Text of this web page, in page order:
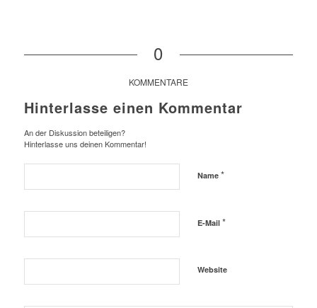
0
KOMMENTARE
Hinterlasse einen Kommentar
An der Diskussion beteiligen?
Hinterlasse uns deinen Kommentar!
Name *
E-Mail *
Website